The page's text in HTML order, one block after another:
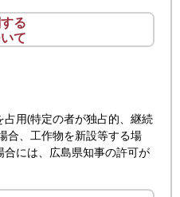
る
て
用(特定の者が独占的、継続
合、工作物を新設等する場
には、広島県知事の許可が